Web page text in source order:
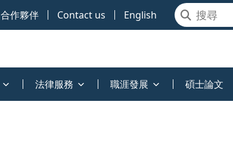
合作夥伴 Contact us English
法律服務 職涯發展 碩士論文